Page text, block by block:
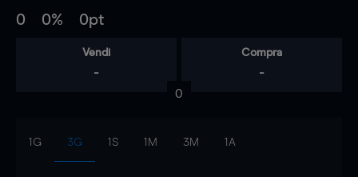
0 0% 0pt
Vendi
-
Compra
-
0
1G 3G 1S 1M 3M 1A